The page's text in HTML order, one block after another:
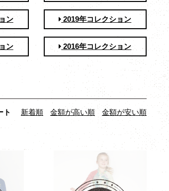
ン 2019年コレクション
ン 2016年コレクション
ト 新着順 金額が高い順 金額が安い順